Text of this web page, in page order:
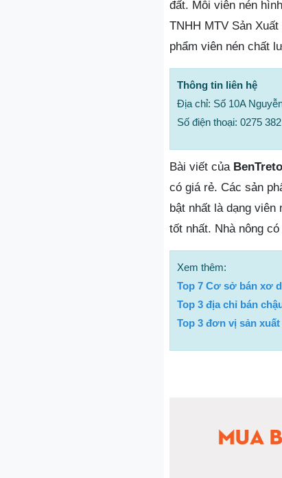
đất. Mỗi viên nén
TNHH MTV Sản
phẩm viên nén chất
Thông tin liên hệ
Địa chỉ: Số 10A
Số điện thoại: 0275
Bài viết của
có giá rẻ. Các sản
bật nhất là dạng
tốt nhất. Nhà nông
Xem thêm:
Top 7 Cơ sở bán xơ
Top 3 địa chỉ bán
Top 3 đơn vị sản